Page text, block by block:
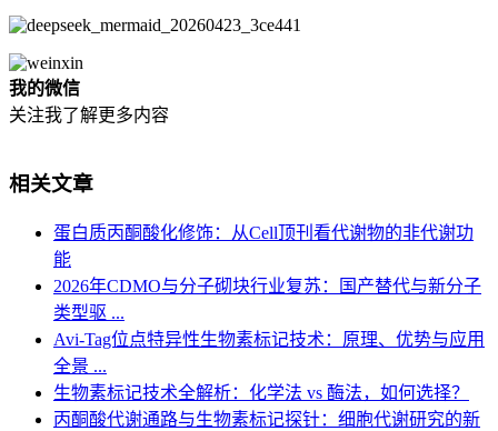
我的微信
关注我了解更多内容
相关文章
蛋白质丙酮酸化修饰：从Cell顶刊看代谢物的非代谢功
能
2026年CDMO与分子砌块行业复苏：国产替代与新分子
类型驱 ...
Avi-Tag位点特异性生物素标记技术：原理、优势与应用
全景 ...
生物素标记技术全解析：化学法 vs 酶法，如何选择？
丙酮酸代谢通路与生物素标记探针：细胞代谢研究的新